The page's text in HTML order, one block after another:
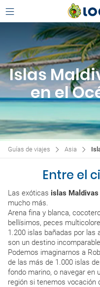
Islas
en el
Guías de viajes Asia
Entre el
Las exóticas islas Maldivas
mucho más.
Arena fina y blanca,
bellísimos, peces
1.200 islas bañadas por las
son un destino
Podemos imaginarnos a
de las más de 1.000 islas
fondo marino, o navegar en
región si tenemos vocación